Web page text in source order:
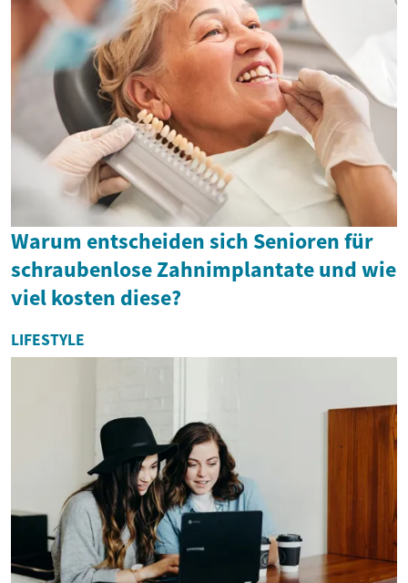
Warum entscheiden sich Senioren für
schraubenlose Zahnimplantate und wie
viel kosten diese?
LIFESTYLE